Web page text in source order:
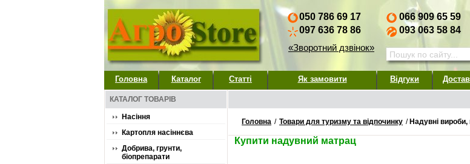
050 786 69 17
097 636 78 86
«Зворотний дзвінок»
066 909 65 59
093 063 58 84
Головна Каталог Статті Як замовити Відгуки
КАТАЛОГ ТОВАРІВ
Насіння
Картопля насіннєва
Добрива, грунти,
біопрепарати
Головна / Товари для туризму та відпочинку / Надувні вироби,
Купити надувний матрац